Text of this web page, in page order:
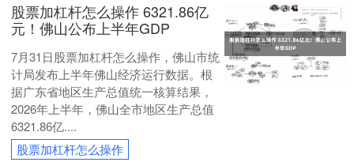
股票加杠杆怎么操作 6321.86亿
元！佛山公布上半年GDP
7月31日股票加杠杆怎么操作，佛山市统
计局发布上半年佛山经济运行数据。根
据广东省地区生产总值统一核算结果，
2026年上半年，佛山全市地区生产总值
6321.86亿....
股票加杠杆怎么操作